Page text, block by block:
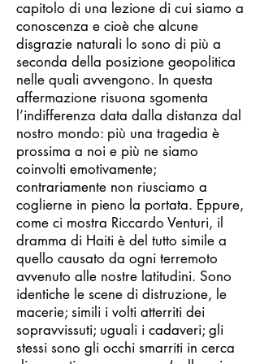
capitolo di una lezione di cui siamo a
conoscenza e cioè che alcune
disgrazie naturali lo sono di più a
seconda della posizione geopolitica
nelle quali avvengono. In questa
affermazione risuona sgomenta
l’indifferenza data dalla distanza dal
nostro mondo: più una tragedia è
prossima a noi e più ne siamo
coinvolti emotivamente;
contrariamente non riusciamo a
coglierne in pieno la portata. Eppure,
come ci mostra Riccardo Venturi, il
dramma di Haiti è del tutto simile a
quello causato da ogni terremoto
avvenuto alle nostre latitudini. Sono
identiche le scene di distruzione, le
macerie; simili i volti atterriti dei
sopravvissuti; uguali i cadaveri; gli
stessi sono gli occhi smarriti in cerca